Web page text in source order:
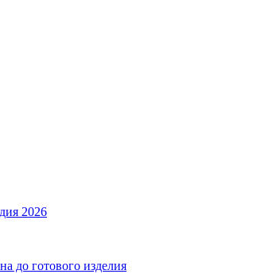
2026
до готового изделия